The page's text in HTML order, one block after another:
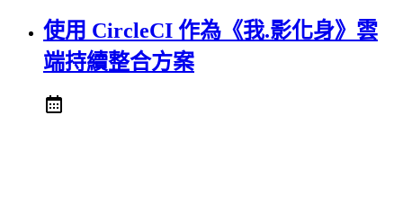
使用 CircleCI 作為《我.影化身》雲
端持續整合方案